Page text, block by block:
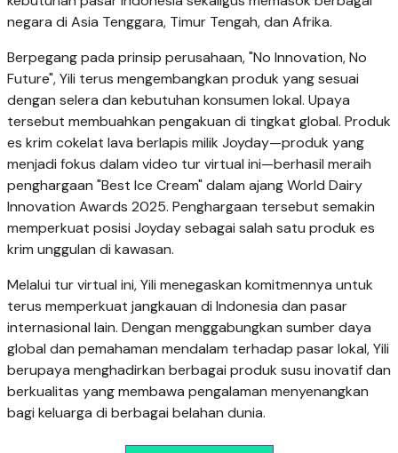
dari pemilik toko hingga kurir pengantar, sebelum akhirnya
bertemu dengan Onaki Murti, distributor Joyday yang
menjadi bagian penting dari jaringan distribusi Yili di
Indonesia.
"Kuncinya terletak pada kualitas distribusi. Kami
menjalankan standar penyimpanan dari PT Yili Indonesia
dengan disiplin," ujar Murti. "Dengan menerapkan standar
ini, di mana pun Joyday dibeli, kualitas dan rasanya tetap
konsisten. Kami juga memastikan distribusi berjalan lancar
agar produk semakin mudah dijangkau dan semakin
diminati masyarakat. Upaya tersebut turut memberikan
manfaat bagi kami sebagai mitra lokal."
Investasi Jangka Panjang dan Inovasi yang Mendunia
Di balik popularitasnya sebagai camilan sehari-hari, Joyday
juga mencerminkan komitmen jangka panjang Yili terhadap
perekonomian Indonesia. Sejak 2021, fasilitas produksi Yili
Indonesia Dairy menjadi pusat manufaktur utama Joyday di
kawasan. Pabrik yang merupakan fasilitas pertama yang